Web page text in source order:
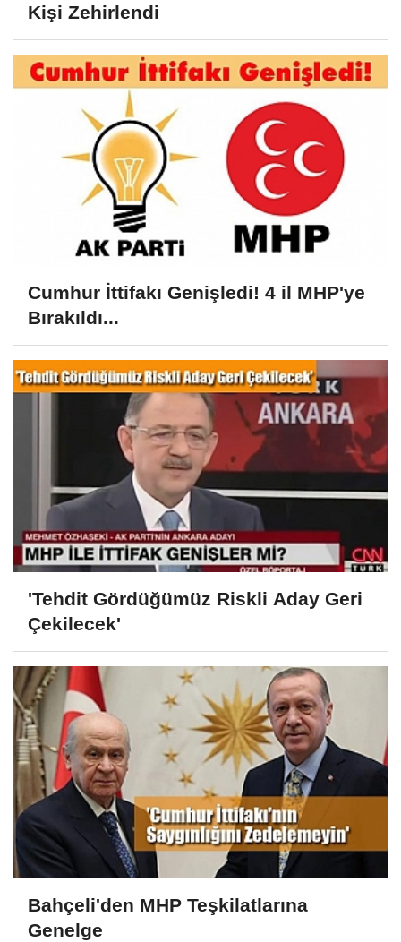
Kişi Zehirlendi
Cumhur İttifakı Genişledi! 4 il MHP'ye
Bırakıldı...
'Tehdit Gördüğümüz Riskli Aday Geri
Çekilecek'
Bahçeli'den MHP Teşkilatlarına
Genelge